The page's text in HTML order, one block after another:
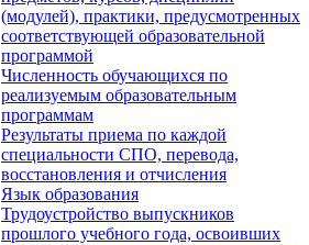
(модулей), практики, предусмотренных
соответствующей образовательной
программой
Численность обучающихся по
реализуемым образовательным
программам
Результаты приема по каждой
специальности СПО, перевода,
восстановления и отчисления
Язык образования
Трудоустройство выпускников
прошлого учебного года, освоивших